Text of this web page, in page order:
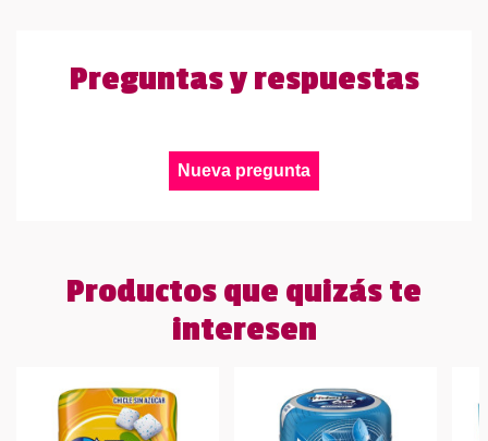
Preguntas y respuestas
Nueva pregunta
Productos que quizás te
interesen